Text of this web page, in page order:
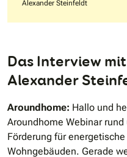
Alexander Steinfeldt
Das Interview
Alexander
Aroundhome: Hallo und
Aroundhome Webinar
Förderung für
Wohngebäuden. Gerade